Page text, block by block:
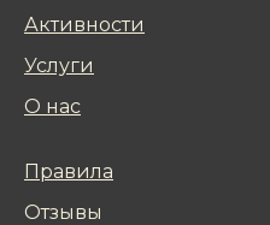
Активнoсти
Услуги
О нас
Правила
Отзывы